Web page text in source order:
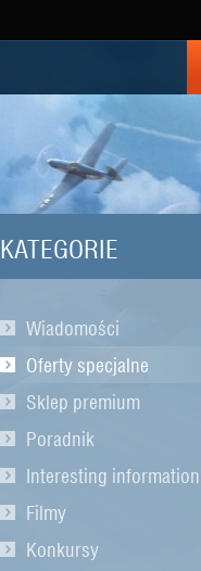
KATEGORIE
Wiadomości
Oferty specjalne
Sklep premium
Poradnik
Interesting information
Filmy
Konkursy